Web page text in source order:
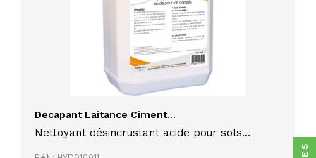
Decapant Laitance Ciment...
Nettoyant désincrustant acide pour sols